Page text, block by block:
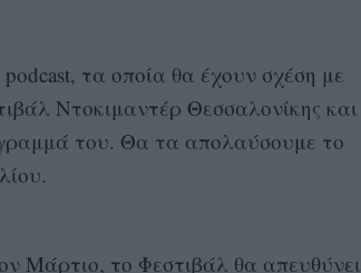
τα οποία θα έχουν σχέση με
Ντοκιμαντέρ Θεσσαλονίκης και
του. Θα τα απολαύσουμε το
Μάρτιο, το Φεστιβάλ θα απευθύνει